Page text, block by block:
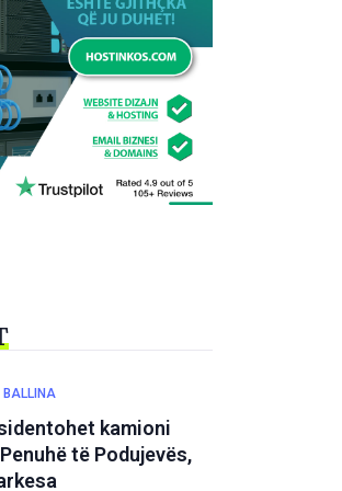
BALLINA
kamioni
të Podujevës,